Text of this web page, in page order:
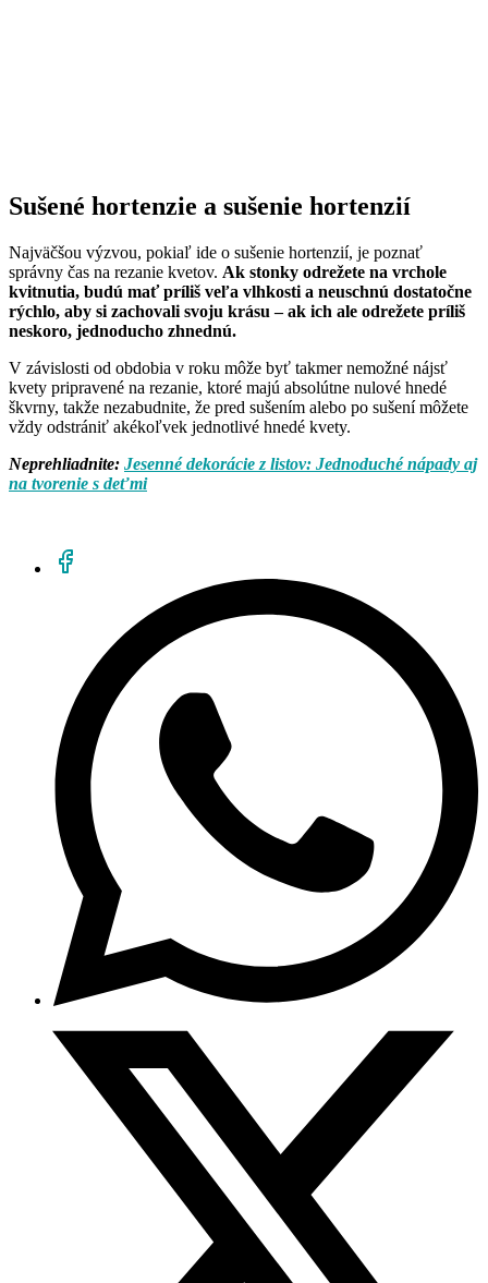
Sušené hortenzie a sušenie hortenzií
Najväčšou výzvou, pokiaľ ide o sušenie hortenzií, je poznať
správny čas na rezanie kvetov. Ak stonky odrežete na vrchole
kvitnutia, budú mať príliš veľa vlhkosti a neuschnú dostatočne
rýchlo, aby si zachovali svoju krásu – ak ich ale odrežete príliš
neskoro, jednoducho zhnednú.
V závislosti od obdobia v roku môže byť takmer nemožné nájsť
kvety pripravené na rezanie, ktoré majú absolútne nulové hnedé
škvrny, takže nezabudnite, že pred sušením alebo po sušení môžete
vždy odstrániť akékoľvek jednotlivé hnedé kvety.
Neprehliadnite: Jesenné dekorácie z listov: Jednoduché nápady aj
na tvorenie s deťmi